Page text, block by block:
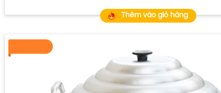
Thêm vào giỏ hàng